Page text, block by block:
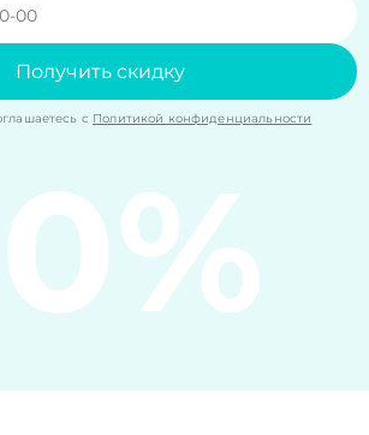
Получить скидку
с Политикой конфиденциальности